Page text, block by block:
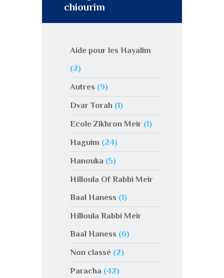
chiourim
Aide pour les Hayalim
(2)
Autres (9)
Dvar Torah (1)
Ecole Zikhron Meir(1)
Haguim (24)
Hanouka (5)
Hilloula Of Rabbi Meir
Baal Haness (1)
Hilloula Rabbi Meir
Baal Haness (6)
Non classé(2)
Paracha (42)